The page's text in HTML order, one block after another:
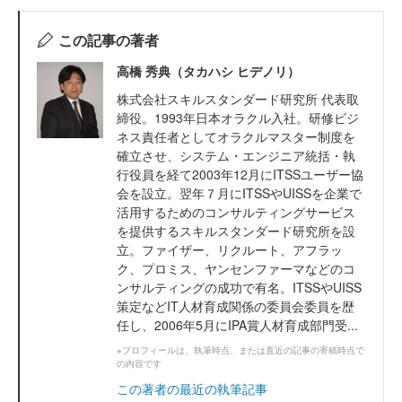
この記事の著者
高橋 秀典（タカハシ ヒデノリ）
株式会社スキルスタンダード研究所 代表取
締役。1993年日本オラクル入社。研修ビジ
ネス責任者としてオラクルマスター制度を
確立させ、システム・エンジニア統括・執
行役員を経て2003年12月にITSSユーザー協
会を設立。翌年７月にITSSやUISSを企業で
活用するためのコンサルティングサービス
を提供するスキルスタンダード研究所を設
立。ファイザー、リクルート、アフラッ
ク、プロミス、ヤンセンファーマなどのコ
ンサルティングの成功で有名。ITSSやUISS
策定などIT人材育成関係の委員会委員を歴
任し、2006年5月にIPA賞人材育成部門受...
※プロフィールは、執筆時点、または直近の記事の寄稿時点で
の内容です
この著者の最近の執筆記事